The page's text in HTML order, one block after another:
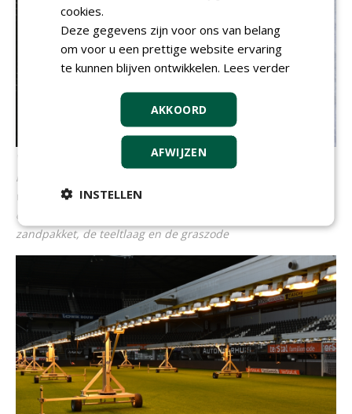
Vlnr is hier de opbouw van de krattenlaag te zien UIterst
links het waterdichte folie en dan vervolgens
waterverdelend vliesdoek, de krattenlaag met één zichtbare
cone
zandpakket, de teeltlaag en de graszode
cookies.
Deze gegevens zijn voor ons van belang
om voor u een prettige website ervaring
te kunnen blijven ontwikkelen. Lees verder
AKKOORD
AFWIJZEN
INSTELLEN